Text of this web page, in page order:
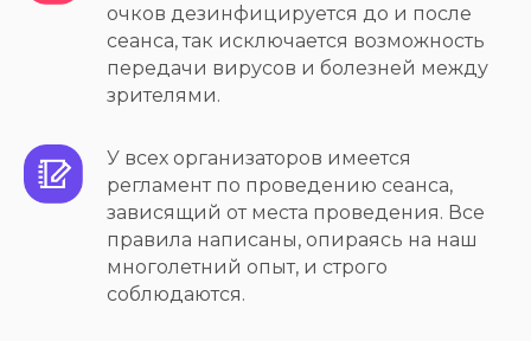
очков дезинфицируется до и после
сеанса, так исключается возможность
передачи вирусов и болезней между
зрителями.
У всех организаторов имеется
регламент по проведению сеанса,
зависящий от места проведения. Все
правила написаны, опираясь на наш
многолетний опыт, и строго
соблюдаются.